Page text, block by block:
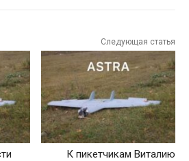
Следующая статья
К пикетчикам Виталию